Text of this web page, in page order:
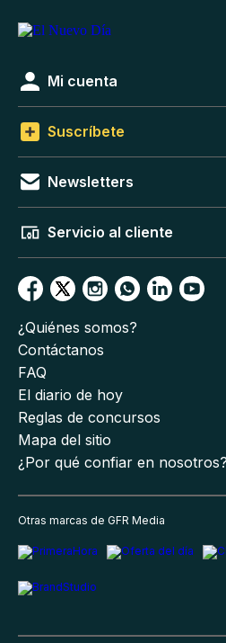
Mi cuenta
Suscríbete
Newsletters
Servicio al cliente
¿Quiénes somos?
Contáctanos
FAQ
El diario de hoy
Reglas de concursos
Mapa del sitio
¿Por qué confiar en nosotros?
Otras marcas de GFR Media